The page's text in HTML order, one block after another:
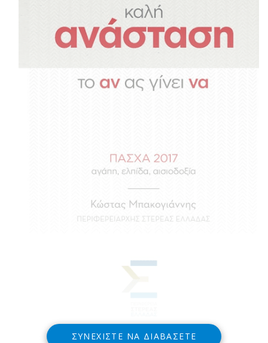
ΣΥΝΕΧΊΣΤΕ ΝΑ ΔΙΑΒΆΣΕΤΕ